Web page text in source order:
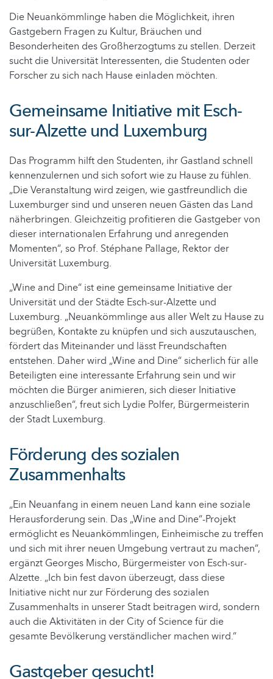
Die Neuankömmlinge haben die Möglichkeit, ihren
Gastgebern Fragen zu Kultur, Bräuchen und
Besonderheiten des Großherzogtums zu stellen. Derzeit
sucht die Universität Interessenten, die Studenten oder
Forscher zu sich nach Hause einladen möchten.
Gemeinsame Initiative mit Esch-
sur-Alzette und Luxemburg
Das Programm hilft den Studenten, ihr Gastland schnell
kennenzulernen und sich sofort wie zu Hause zu fühlen.
„Die Veranstaltung wird zeigen, wie gastfreundlich die
Luxemburger sind und unseren neuen Gästen das Land
näherbringen. Gleichzeitig profitieren die Gastgeber von
dieser internationalen Erfahrung und anregenden
Momenten“, so Prof. Stéphane Pallage, Rektor der
Universität Luxemburg.
„Wine and Dine“ ist eine gemeinsame Initiative der
Universität und der Städte Esch-sur-Alzette und
Luxemburg. „Neuankömmlinge aus aller Welt zu Hause zu
begrüßen, Kontakte zu knüpfen und sich auszutauschen,
fördert das Miteinander und lässt Freundschaften
entstehen. Daher wird „Wine and Dine“ sicherlich für alle
Beteiligten eine interessante Erfahrung sein und wir
möchten die Bürger animieren, sich dieser Initiative
anzuschließen“, freut sich Lydie Polfer, Bürgermeisterin
der Stadt Luxemburg.
Förderung des sozialen
Zusammenhalts
„Ein Neuanfang in einem neuen Land kann eine soziale
Herausforderung sein. Das „Wine and Dine“-Projekt
ermöglicht es Neuankömmlingen, Einheimische zu treffen
und sich mit ihrer neuen Umgebung vertraut zu machen“,
ergänzt Georges Mischo, Bürgermeister von Esch-sur-
Alzette. „Ich bin fest davon überzeugt, dass diese
Initiative nicht nur zur Förderung des sozialen
Zusammenhalts in unserer Stadt beitragen wird, sondern
auch die Aktivitäten in der City of Science für die
gesamte Bevölkerung verständlicher machen wird.“
Gastgeber gesucht!